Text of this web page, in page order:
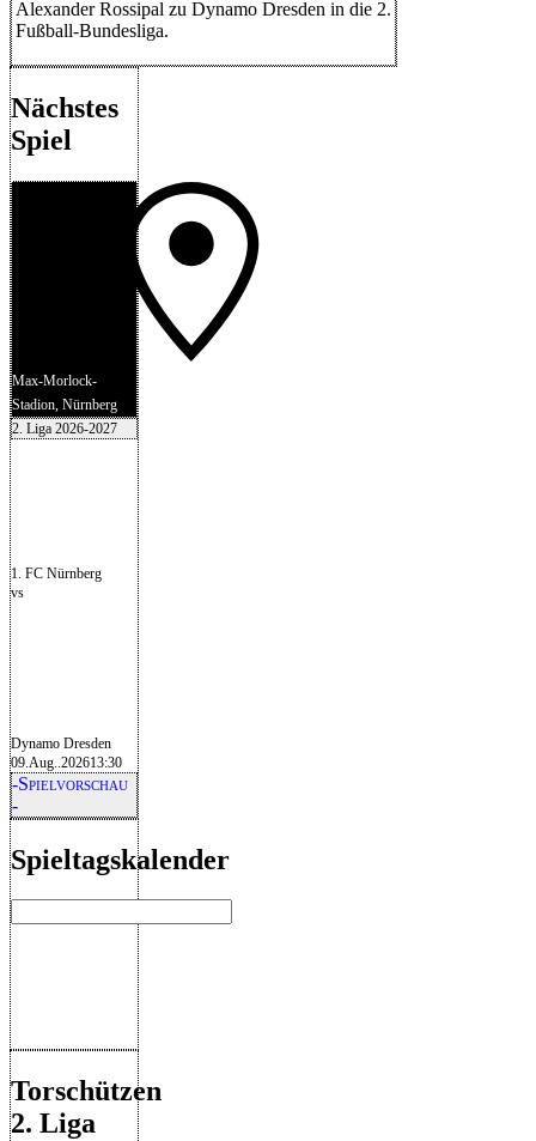
Alexander Rossipal zu Dynamo Dresden in die 2.
Fußball-Bundesliga.
Nächstes
Spiel
Max-Morlock-
Stadion, Nürnberg
2. Liga 2026-2027
1. FC Nürnberg
vs
Dynamo Dresden
09.Aug..202613:30
-Spielvorschau
-
Spieltagskalender
Torschützen
2. Liga